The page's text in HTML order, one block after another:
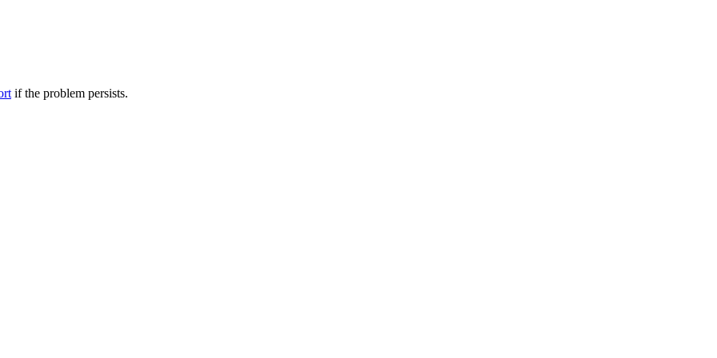
if the problem persists.